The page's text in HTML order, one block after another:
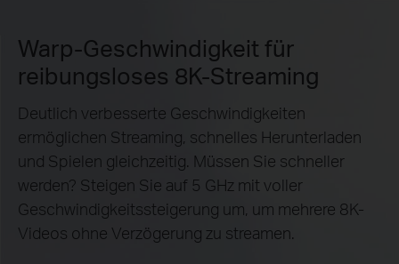
Warp-Geschwindigkeit für
reibungsloses 8K-Streaming
Deutlich verbesserte Geschwindigkeiten
ermöglichen Streaming, schnelles Herunterladen
und Spielen gleichzeitig. Müssen Sie schneller
werden? Steigen Sie auf 5 GHz mit voller
Geschwindigkeitssteigerung um, um mehrere 8K-
Videos ohne Verzögerung zu streamen.